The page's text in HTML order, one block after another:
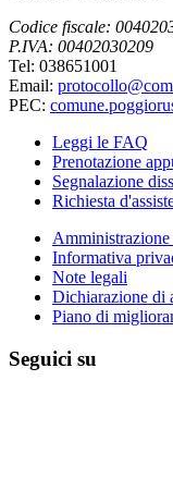
Codice fiscale:
P.IVA: 00402030209
Tel: 038651001
Email:
PEC:
Leggi le FAQ
Prenotazione
Segnalazione
Richiesta
Amministrazione
Informativa
Note legali
Dichiarazione di
Piano di
Seguici su